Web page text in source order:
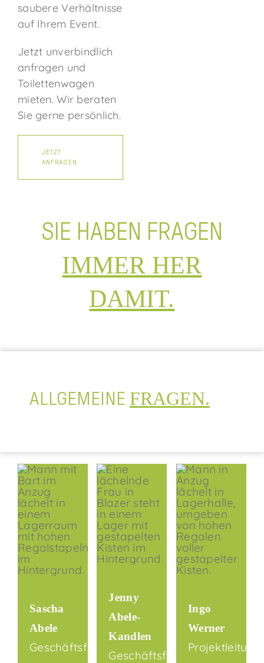
saubere Verhältnisse
auf Ihrem Event.
Jetzt unverbindlich
anfragen und
Toilettenwagen
mieten. Wir beraten
Sie gerne persönlich.
JETZT
ANFRAGEN
SIE HABEN FRAGEN
IMMER HER
DAMIT.
ALLGEMEINE FRAGEN.
Sascha
Abele
Geschäftsführer
Jenny
Abele-
Kandlen
Geschäftsführerin
Ingo
Werner
Projektleitung